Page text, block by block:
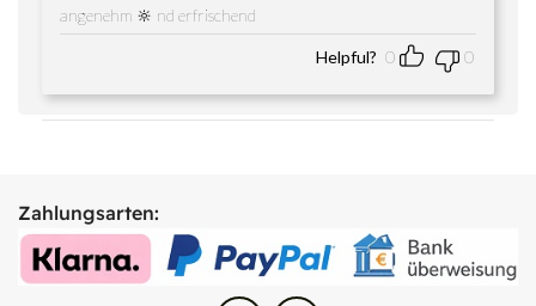
angenehm 🔆 nd erfrischend
Helpful? 0 0
Zahlungsarten: